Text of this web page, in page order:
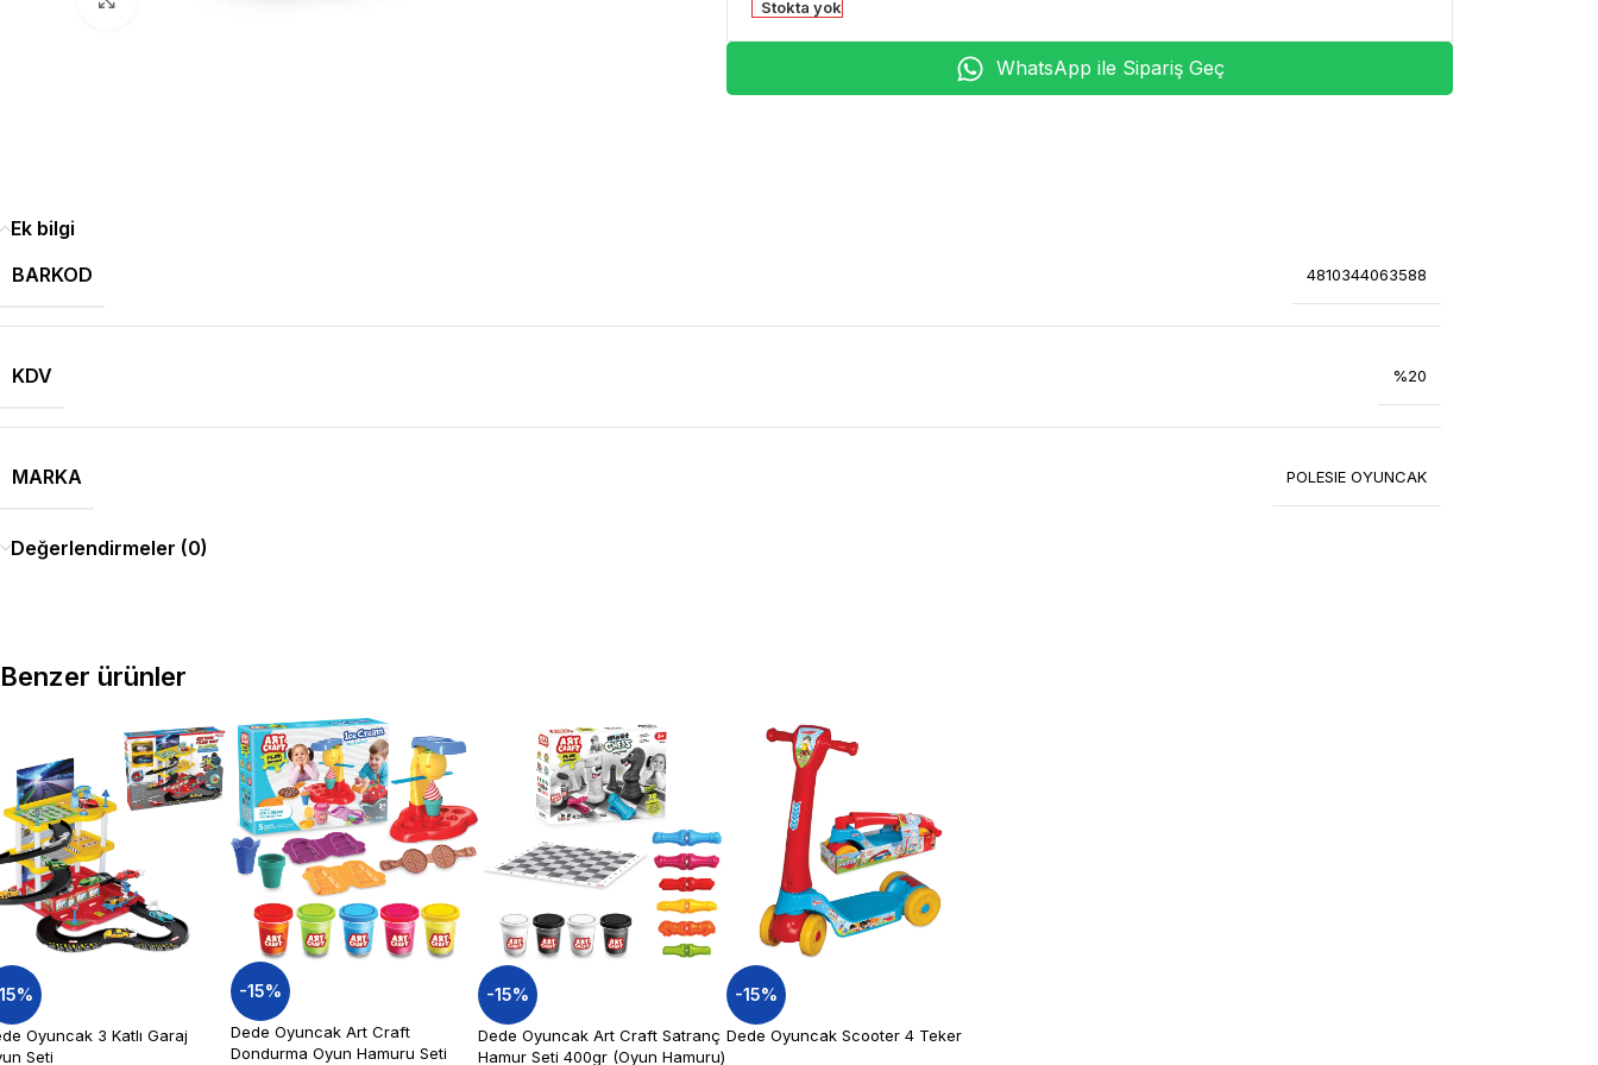
Stokta yok
WhatsApp ile Sipariş Geç
Ek bilgi
BARKOD
4810344063588
KDV %20
MARKA POLESIE OYUNCAK
Değerlendirmeler (0)
Benzer ürünler
Oyuncak 3 Katlı Garaj
Seti
-15%
Dede Oyuncak Art Craft
Dondurma Oyun Hamuru Seti
-15%
Dede Oyuncak Art Craft Satranç
Hamur Seti 400gr (Oyun Hamuru)
-15%
Dede Oyuncak Scooter 4 Teker